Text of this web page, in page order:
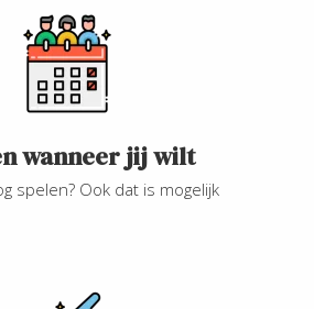
wanneer jij wilt
spelen? Ook dat is mogelijk